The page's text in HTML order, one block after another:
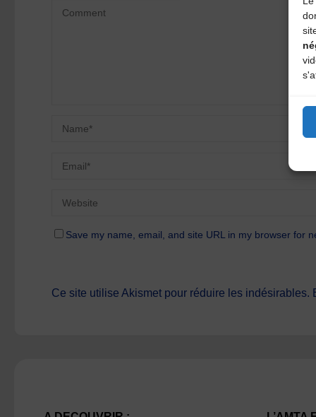
Save my name, email, and site URL in my browser for
Ce site utilise Akismet pour réduire les indésirables.